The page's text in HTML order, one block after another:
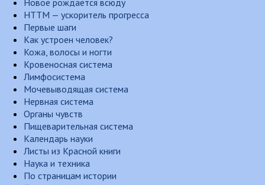
Новое рождается всюду
НТТМ — ускоритель прогресса
Первые шаги
Как устроен человек?
Кожа, волосы и ногти
Кровеносная система
Лимфосистема
Мочевыводящая система
Нервная система
Органы чувств
Пищеварительная система
Календарь науки
Листы из Красной книги
Наука и техника
По страницам истории